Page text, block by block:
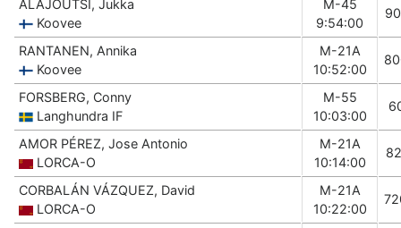
ALAJOUTSI, Jukka
Koovee
M-45
9:54:00
RANTANEN, Annika
Koovee
M-21A
10:52:00
FORSBERG, Conny
Langhundra IF
M-55
10:03:00
AMOR PÉREZ, Jose Antonio
LORCA-O
M-21A
10:14:00
CORBALÁN VÁZQUEZ, David
LORCA-O
M-21A
10:22:00